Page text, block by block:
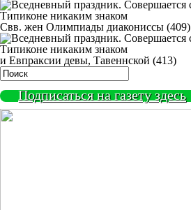
Свв. жен Олимпиады диакониссы (409)
и Евпраксии девы, Тавеннской (413)
Подписаться на газету здесь